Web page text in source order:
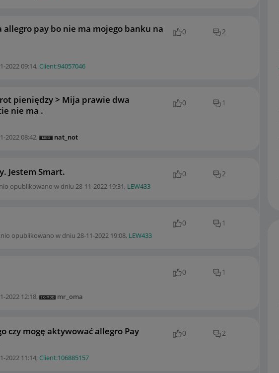
allegro pay bo nie ma mojego banku na
202209:14, Client:94057046
0 2
pieniędzy > Mija prawie dwa
nie ma .
202208:42, nat_not
0 1
Jestem Smart.
opublikowano w dniu ‎28-11-2022 19:31, LEW433
0 2
opublikowano w dniu ‎28-11-2022 19:08, LEW433
0 1
2022 12:18, mr_oma
0 1
czy mogę aktywować allegro Pay
2022 11:14, Client:106885157
0 2